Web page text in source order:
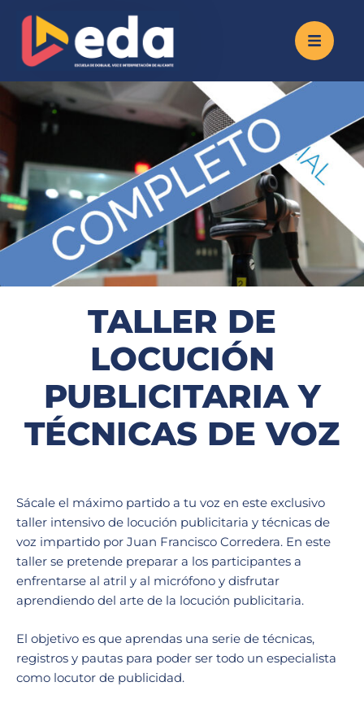
TALLER DE
LOCUCIÓN
PUBLICITARIA Y
TÉCNICAS DE VOZ
Sácale el máximo partido a tu voz en este exclusivo
taller intensivo de locución publicitaria y técnicas de
voz impartido por Juan Francisco Corredera. En este
taller se pretende preparar a los participantes a
enfrentarse al atril y al micrófono y disfrutar
aprendiendo del arte de la locución publicitaria.
El objetivo es que aprendas una serie de técnicas,
registros y pautas para poder ser todo un especialista
como locutor de publicidad.